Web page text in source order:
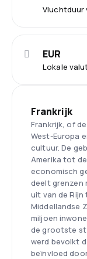
Vluchtduur
Lokale
EUR
Frankrijk
Frankrijk, of
West-Europa
cultuur. De
Amerika tot
economisch
deelt grenzen
uit van de
Middellandse
miljoen
de grootste
werd bevolkt
beïnvloed